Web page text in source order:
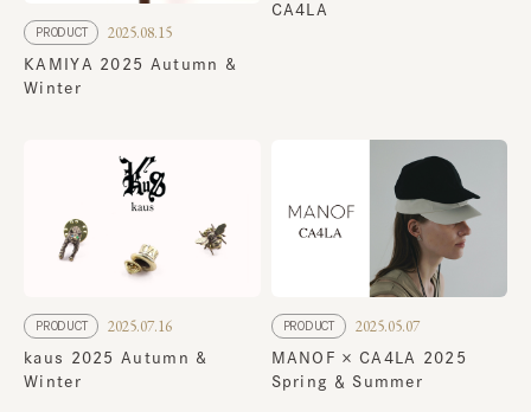
PRODUCT 2025.08.15
KAMIYA 2025 Autumn &
Winter
CA4LA
PRODUCT 2025.07.16
kaus 2025 Autumn &
Winter
PRODUCT 2025.05.07
MANOF × CA4LA 2025
Spring ＆ Summer